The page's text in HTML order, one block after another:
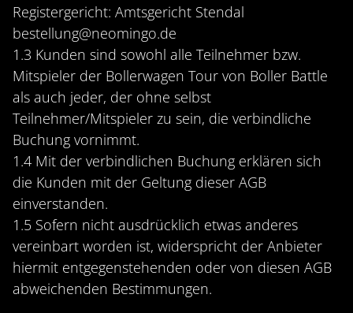
Registergericht: Amtsgericht Stendal
bestellung@neomingo.de
1.3 Kunden sind sowohl alle Teilnehmer bzw.
Mitspieler der Bollerwagen Tour von Boller Battle
als auch jeder, der ohne selbst
Teilnehmer/Mitspieler zu sein, die verbindliche
Buchung vornimmt.
1.4 Mit der verbindlichen Buchung erklären sich
die Kunden mit der Geltung dieser AGB
einverstanden.
1.5 Sofern nicht ausdrücklich etwas anderes
vereinbart worden ist, widerspricht der Anbieter
hiermit entgegenstehenden oder von diesen AGB
abweichenden Bestimmungen.